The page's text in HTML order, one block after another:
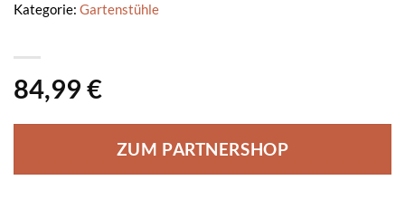
84,99 €
ZUM PARTNERSHOP
Kategorie: Gartenstühle